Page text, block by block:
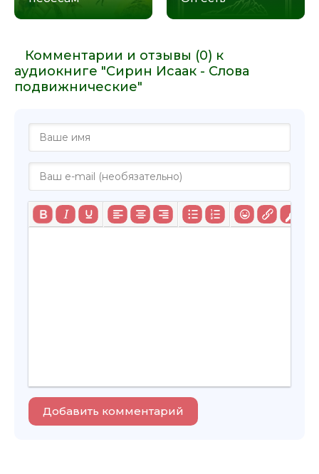
Комментарии и отзывы (0) к
аудиокниге "Сирин Исаак - Слова
подвижнические"
Добавить комментарий